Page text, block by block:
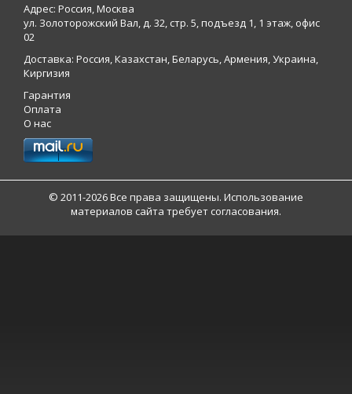
Адрес: Россия, Москва
ул. Золоторожский Вал, д. 32, стр. 5, подъезд 1, 1 этаж, офис
02
Доставка: Россия, Казахстан, Беларусь, Армения, Украина,
Киргизия
Гарантия
Оплата
О нас
© 2011-2026 Все права защищены. Использование
материалов сайта требует согласования.